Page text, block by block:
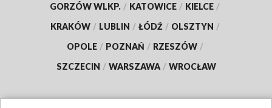
GORZÓW WLKP. / KATOWICE / KIELCE /
KRAKÓW / LUBLIN / ŁÓDŹ / OLSZTYN /
OPOLE / POZNAŃ / RZESZÓW /
SZCZECIN / WARSZAWA / WROCŁAW